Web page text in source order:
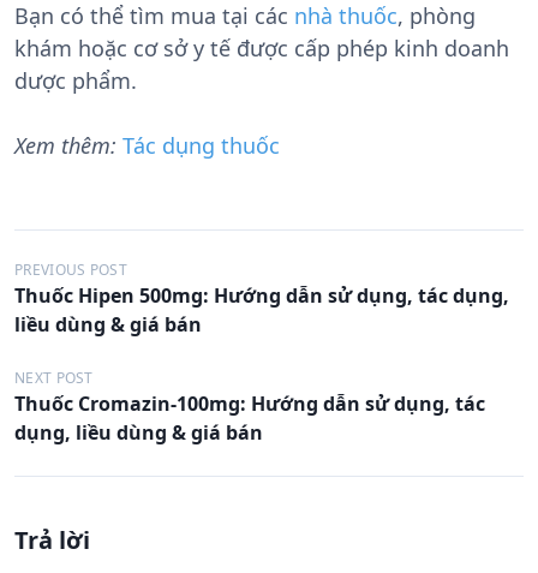
Bạn có thể tìm mua tại các nhà thuốc, phòng
khám hoặc cơ sở y tế được cấp phép kinh doanh
dược phẩm.
Xem thêm: Tác dụng thuốc
Đ
i
u
h
ư
n
PREVIOUS POST
Thuốc Hipen 500mg: Hướng dẫn sử dụng, tác dụng,
liều dùng & giá bán
NEXT POST
Thuốc Cromazin-100mg: Hướng dẫn sử dụng, tác
dụng, liều dùng & giá bán
Trả lời